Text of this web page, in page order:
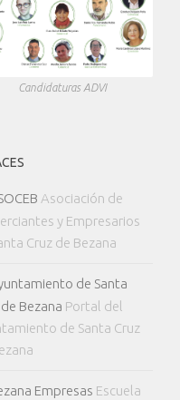
Candidaturas ADVI
Asociación de
y Empresarios
Cruz de Bezana
de Santa
Bezana Portal del
de Santa Cruz
Empresas Escuela